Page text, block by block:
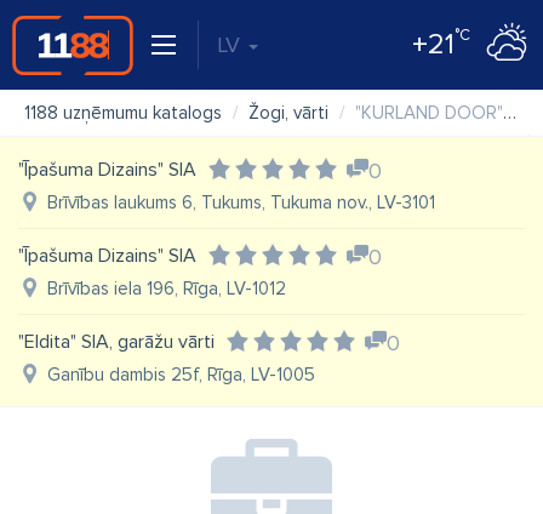
LV +21°C
1188 uzņēmumu katalogs Žogi, vārti "KURLAND DOOR" SIA
"Īpašuma Dizains" SIA 0
Brīvības laukums 6, Tukums, Tukuma nov., LV-3101
"Īpašuma Dizains" SIA 0
Brīvības iela 196, Rīga, LV-1012
"Eldita" SIA, garāžu vārti 0
Ganību dambis 25f, Rīga, LV-1005